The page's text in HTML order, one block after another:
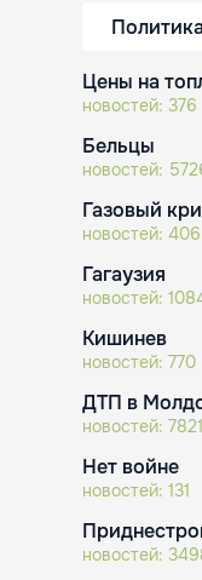
Политика
Цены на
новостей: 376
Бельцы
новостей:
Газовый
новостей: 406
Гагаузия
новостей:
Кишинев
новостей: 770
ДТП в
новостей: 7821
Нет войне
новостей: 131
новостей: